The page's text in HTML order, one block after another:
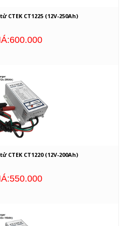
CTEK CT1225 (12V-250Ah)
CTEK CT1220 (12V-200Ah)